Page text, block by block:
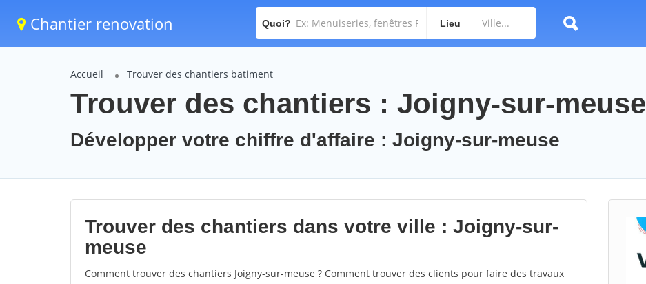
Chantier renovation Quoi? Lieu
Accueil Trouver des chantiers batiment
Trouver des chantiers : Joigny-sur-meuse
Développer votre chiffre d'affaire : Joigny-sur-meuse
Trouver des chantiers dans votre ville : Joigny-sur-
meuse
Comment trouver des chantiers Joigny-sur-meuse ? Comment trouver des clients pour faire des travaux